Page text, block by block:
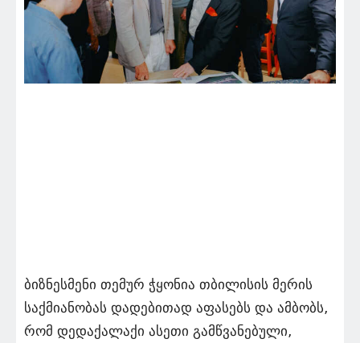
ბიზნესმენი თემურ ჭყონია თბილისის მერის
საქმიანობას დადებითად აფასებს და ამბობს,
რომ დედაქალაქი ასეთი გამწვანებული,